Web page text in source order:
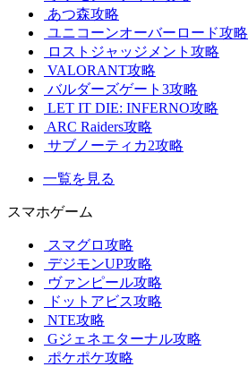
あつ森攻略
ユニコーンオーバーロード攻略
ロストジャッジメント攻略
VALORANT攻略
バルダーズゲート3攻略
LET IT DIE: INFERNO攻略
ARC Raiders攻略
サブノーティカ2攻略
一覧を見る
スマホゲーム
スマグロ攻略
デジモンUP攻略
ヴァンピール攻略
ドットアビス攻略
NTE攻略
Gジェネエターナル攻略
ポケポケ攻略